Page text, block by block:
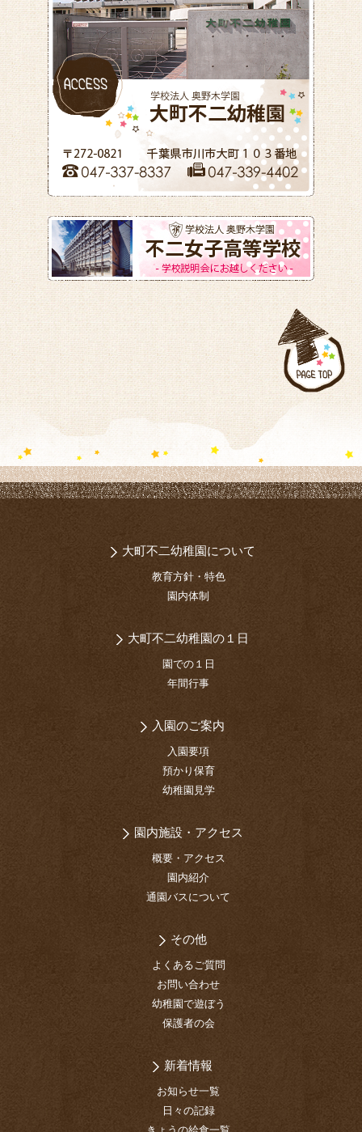
大町不二幼稚園について
教育方針・特色
園内体制
大町不二幼稚園の１日
園での１日
年間行事
入園のご案内
入園要項
預かり保育
幼稚園見学
園内施設・アクセス
概要・アクセス
園内紹介
通園バスについて
その他
よくあるご質問
お問い合わせ
幼稚園で遊ぼう
保護者の会
新着情報
お知らせ一覧
日々の記録